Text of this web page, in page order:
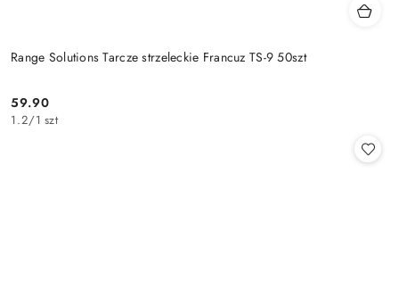
Range Solutions Tarcze strzeleckie Francuz TS-9 50szt
Cena:
59.90
1.2/1 szt